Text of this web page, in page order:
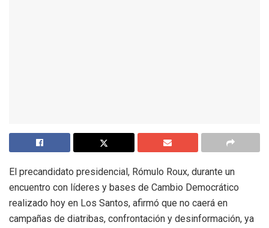
El precandidato presidencial, Rómulo Roux, durante un
encuentro con líderes y bases de Cambio Democrático
realizado hoy en Los Santos, afirmó que no caerá en
campañas de diatribas, confrontación y desinformación, ya